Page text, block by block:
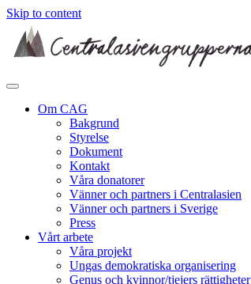
Skip to content
Om CAG
Bakgrund
Styrelse
Dokument
Kontakt
Våra donatorer
Vänner och partners i Centralasien
Vänner och partners i Sverige
Press
Vårt arbete
Våra projekt
Ungas demokratiska organisering
Genus och kvinnor/tjejers rättigheter